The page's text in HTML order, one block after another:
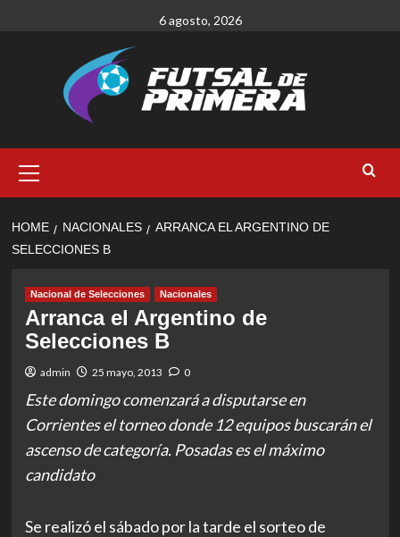
6 agosto, 2026
Menu
HOME NACIONALES
ARRANCA EL ARGENTINO DE
SELECCIONES B
Nacional de Selecciones Nacionales
Arranca el Argentino de
Selecciones B
admin 25 mayo, 2013 0
Este domingo comenzará a disputarse en
Corrientes el torneo donde 12 equipos buscarán el
ascenso de categoría. Posadas es el máximo
candidato
Se realizó el sábado por la tarde el sorteo de